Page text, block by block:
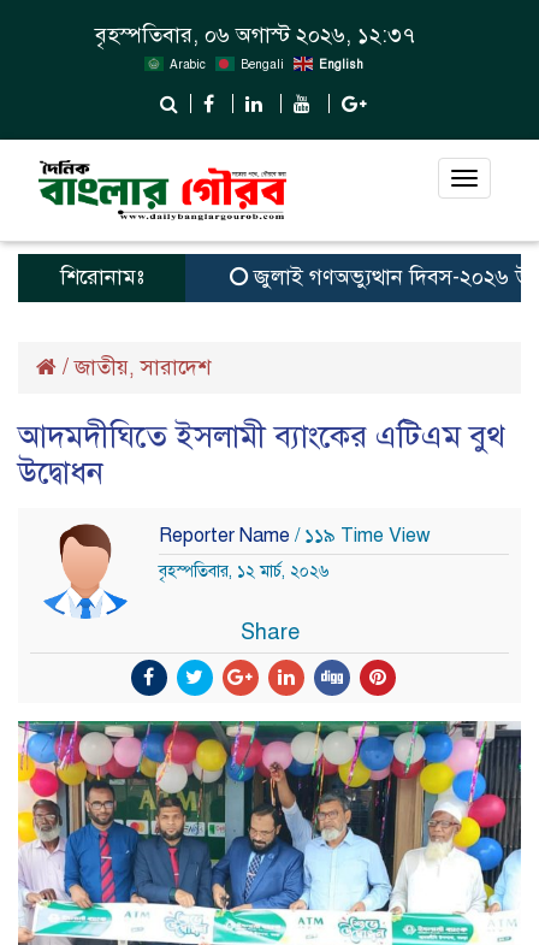
বৃহস্পতিবার, ০৬ অগাস্ট ২০২৬, ১২:৩৭
Arabic Bengali English
Toggle
শিরোনামঃ জুলাই গণঅভ্যুত্থান দিবস-২০২৬
/জাতীয়,সারাদেশ
আদমদীঘিতে ইসলামী ব্যাংকের এটিএম বুথ
উদ্বোধন
Reporter Name / ১১৯ Time View
বৃহস্পতিবার, ১২ মার্চ, ২০২৬
Share